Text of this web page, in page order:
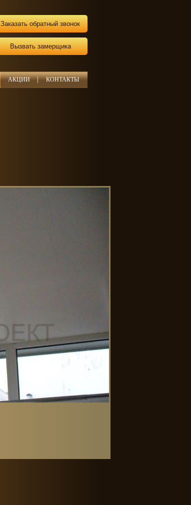
Заказать обратный звонок
Вызвать замерщика
АКЦИИ КОНТАКТЫ